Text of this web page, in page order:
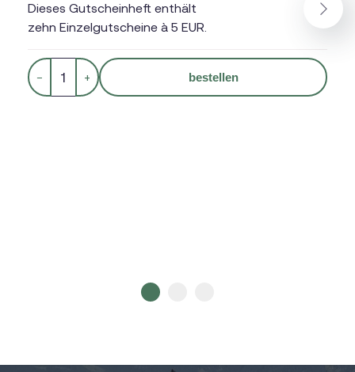
Dieses Gutscheinheft enthält
zehn Einzelgutscheine à 5 EUR.
− + bestellen
Next